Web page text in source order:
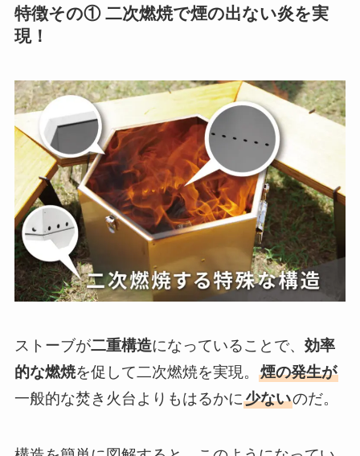
特徴その① 二次燃焼で煙の出ない炎を実
現！
ストーブが二重構造になっていることで、 効率
的な燃焼を促して二次燃焼を実現。 煙の発生が
一般的な焚き火台よりもはるかに少ないのだ。